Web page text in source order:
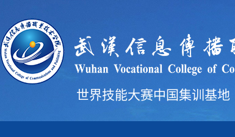
世界技能大赛中国集训基地